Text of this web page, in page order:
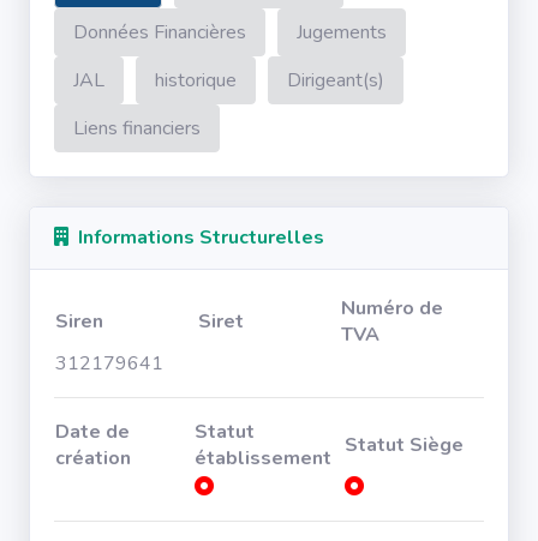
Données Financières
Jugements
JAL
historique
Dirigeant(s)
Liens financiers
Informations Structurelles
Siren Siret
Numéro de
TVA
312179641
Date de
création
Statut
établissement Statut Siège